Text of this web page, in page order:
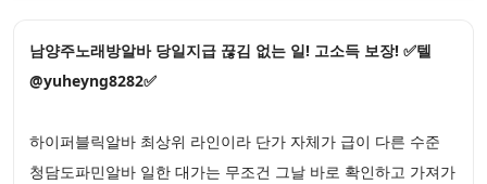
남양주노래방알바 당일지급 끊김 없는 일! 고소득 보장! ✅텔
@yuheyng8282✅
하이퍼블릭알바 최상위 라인이라 단가 자체가 급이 다른 수준
청담도파민알바 일한 대가는 무조건 그날 바로 확인하고 가져가